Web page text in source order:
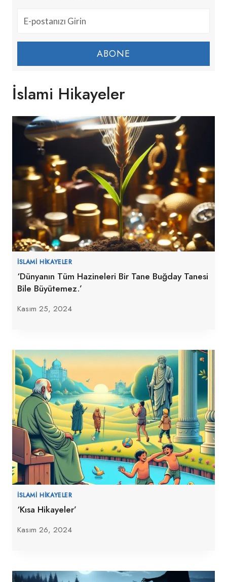
ABONE
İslami Hikayeler
İSLAMI HIKAYELER
‘Dünyanın Tüm Hazineleri Bir Tane Buğday Tanesi
Bile Büyütemez.’
Kasım 25, 2024
İSLAMI HIKAYELER
‘Kısa Hikayeler’
Kasım 26, 2024